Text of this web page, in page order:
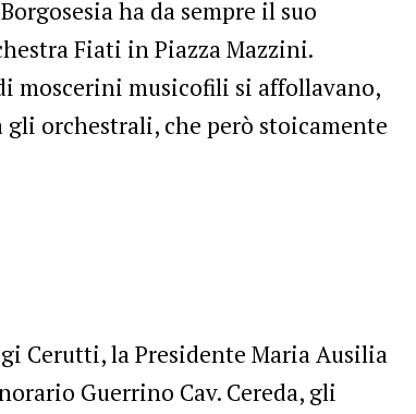
ha da sempre il suo
Fiati in Piazza Mazzini.
moscerini musicofili si affollavano,
orchestrali, che però stoicamente
Cerutti, la Presidente Maria Ausilia
Guerrino Cav. Cereda, gli